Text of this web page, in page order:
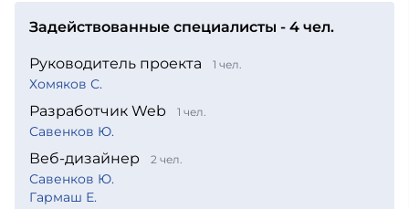
Задействованные специалисты - 4 чел.
Руководитель проекта 1 чел.
Хомяков С.
Разработчик Web 1 чел.
Савенков Ю.
Веб-дизайнер 2 чел.
Савенков Ю.
Гармаш Е.